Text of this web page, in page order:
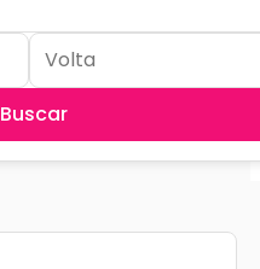
Buscar